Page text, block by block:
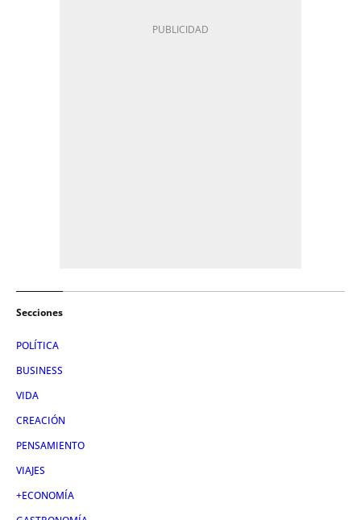
Secciones
POLÍTICA
BUSINESS
VIDA
CREACIÓN
PENSAMIENTO
VIAJES
+ECONOMÍA